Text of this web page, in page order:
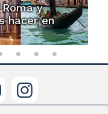
y
hacer en